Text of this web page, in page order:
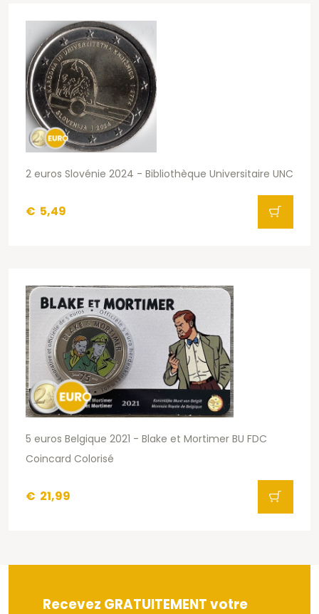
2 euros Slovénie 2024 - Bibliothèque Universitaire UNC
€ 5,49
5 euros Belgique 2021 - Blake et Mortimer BU FDC
Coincard Colorisé
€ 21,99
Recevez GRATUITEMENT votre